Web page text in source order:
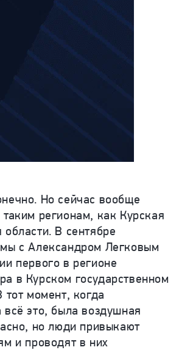
Но сейчас вообще
таким регионам, как Курская
В сентябре
с Александром Легковым
первого в регионе
в Курском государственном
тот момент, когда
это, была воздушная
но люди привыкают
и проводят в них